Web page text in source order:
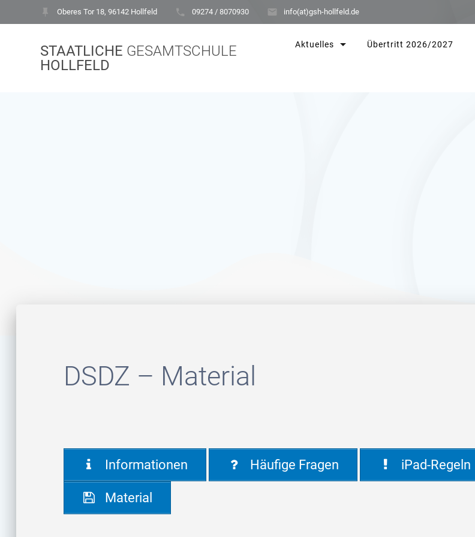
Oberes Tor 18, 96142 Hollfeld 09274 / 8070930 info(at)gsh-hollfeld.de
STAATLICHE GESAMTSCHULE
HOLLFELD
Aktuelles Übertritt 2026/2027
DSDZ – Material
Informationen Häufige Fragen iPad-Regeln
Material